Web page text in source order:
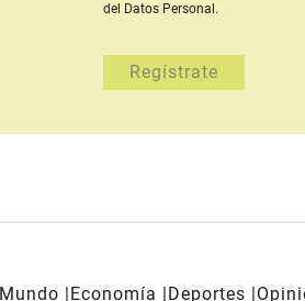
del Datos Personal.
Mundo Economía Deportes